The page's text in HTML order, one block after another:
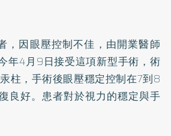
，因眼壓控制不佳，由開業醫師
年4月9日接受這項新型手術，術
柱，手術後眼壓穩定控制在7到8
良好。患者對於視力的穩定與手